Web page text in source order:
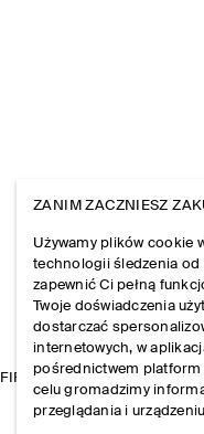
FIRMA
ZANIM ZACZNIESZ
Używamy plików cookie
technologii śledzenia od
zapewnić Ci pełną
Twoje doświadczenia
dostarczać
internetowych, w
pośrednictwem platform
celu gromadzimy
przeglądania i